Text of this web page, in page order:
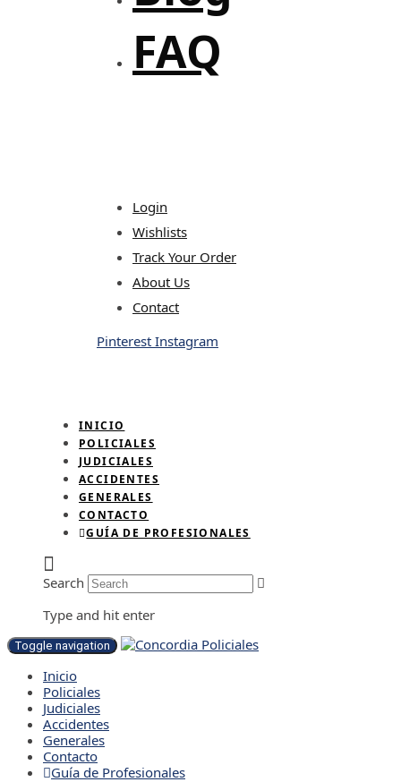
FAQ
Login
Wishlists
Track Your Order
About Us
Contact
Pinterest Instagram
INICIO
POLICIALES
JUDICIALES
ACCIDENTES
GENERALES
CONTACTO
GUÍA DE PROFESIONALES
Search
Type and hit enter
Toggle navigation
Inicio
Policiales
Judiciales
Accidentes
Generales
Contacto
Guía de Profesionales